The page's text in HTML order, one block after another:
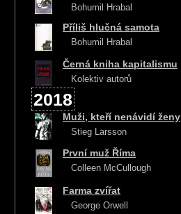
Bohumil Hrabal
Příliš hlučná samota
Bohumil Hrabal
Černá kniha kapitalismu
Kolektiv autorů
2018
Muži, kteří nenávidí ženy
Stieg Larsson
První muž Říma
Colleen McCullough
Farma zvířat
George Orwell